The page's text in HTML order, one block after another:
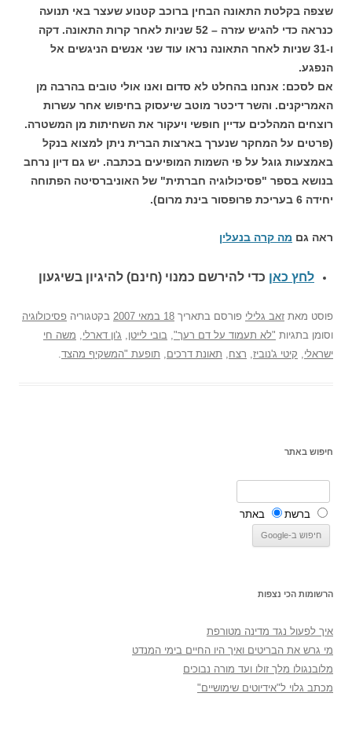
שצפה בקלטת התאונה הבחין ברוכב קטנוע שעצר באי תנועה
כנראה כדי להגיש עזרה – 52 שניות לאחר קרות התאונה. דקה
ו-31 שניות לאחר התאונה נראו עוד שני אנשים הניגשים אל
הנפגע.
אם לסכם: אנחנו בהחלט לא סדום ואנו אולי טובים בהרבה מן
האמריקנים. והשר דיכטר מוטב שיעסוק בחיפוש אחר עשרות
רוצחים המהלכים עדיין חופשי ויעקור את השחיתות מן המשטרה.
(פרטים על המחקר שנערך בארצות הברית ניתן למצוא בנקל
באמצעות גוגל על פי השמות המופיעים בכתבה. יש גם דיון נרחב
בנושא בספר "פסיכולוגיה חברתית" של האוניברסיטה הפתוחה
יחידה 6 בעריכת פרופסור בינת מרום).
ראה גם מה קרה בנעלין
לחץ כאן כדי להירשם כמנוי (חינם) להיגיון בשיגעון
פוסט מאת זאב גלילי פורסם בתאריך 18 במאי 2007 בקטגוריה פסיכולוגיה
וסומן בתגיות "לא תעמוד על דם רעך", בובי לייטן, ג'ון דארלי, משה חי
ישראלי, קיטי ג'נוביז, רצח, תאונת דרכים, תופעת "המשקיף מהצד.
חיפוש באתר
ברשת באתר
הרשומות הכי נצפות
איך לפעול נגד מדינה מטורפת
מי גרש את הבריטים ואיך היו החיים בימי המנדט
מלובנגולו מלך זולו ועד מורה נבוכים
מכתב גלוי ל"אידיוטים שימושיים"